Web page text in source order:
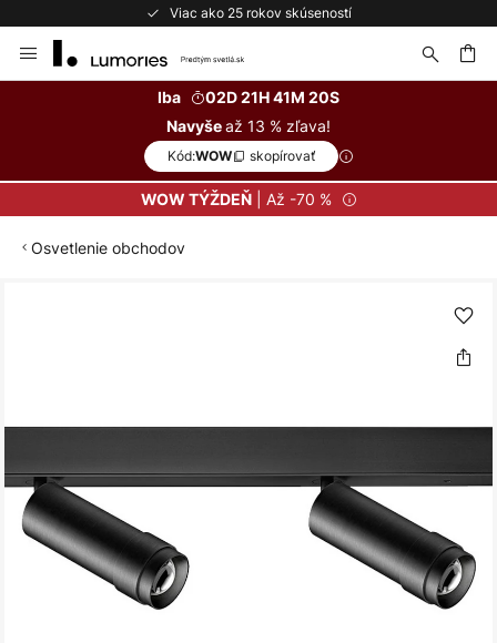
Viac ako 25 rokov skúseností
to
Iba
02D 21H 41M 20S
Navyšeaž 13 % zľava!
Kód:WOW skopírovať
WOW TÝŽDEŇ| Až -70 %
Osvetlenie obchodov